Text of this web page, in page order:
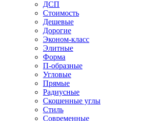
ДСП
Стоимость
Дешевые
Дорогие
Эконом-класс
Элитные
Форма
П-образные
Угловые
Прямые
Радиусные
Скошенные углы
Стиль
Современные